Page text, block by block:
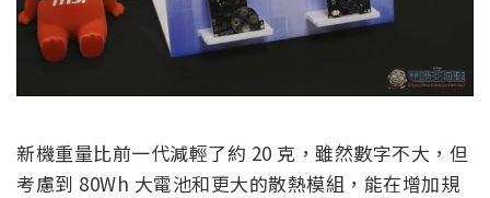
新機重量比前一代減輕了約 20 克，雖然數字不大，但
考慮到 80Wh 大電池和更大的散熱模組，能在增加規